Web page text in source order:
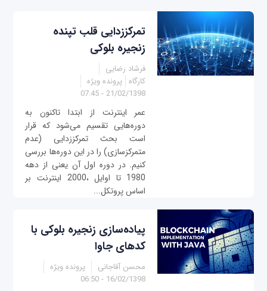
تمرکززدایی قلب تپنده
زنجیره بلوکی
فرشاد رضایی
کارگاه پرونده ویژه
21/02/1398 - 07:45
عمر اینترنت از ابتدا تاکنون به
دوره‌هایی تقسیم می‌شود که قرار
است بحث تمرکززدایی (عدم
متمرکزسازی) را در این دوره‌ها بررسی
کنیم. در دوره اول آن یعنی از دهه
1980 تا اوایل ،2000 اینترنت بر
اساس پروتکل‌...
پیاده‌سازی زنجيره بلوکی با
کدهای جاوا
محسن آقاجانی
پرونده ویژه
16/02/1398 - 06:50